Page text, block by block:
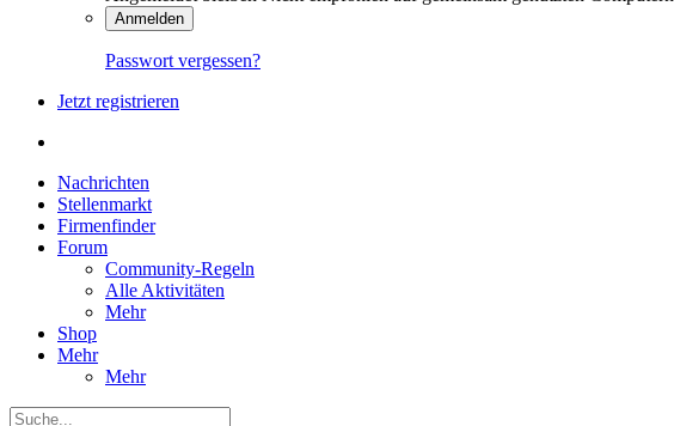
Anmelden
Passwort vergessen?
Jetzt registrieren
Nachrichten
Stellenmarkt
Firmenfinder
Forum
Community-Regeln
Alle Aktivitäten
Mehr
Shop
Mehr
Mehr